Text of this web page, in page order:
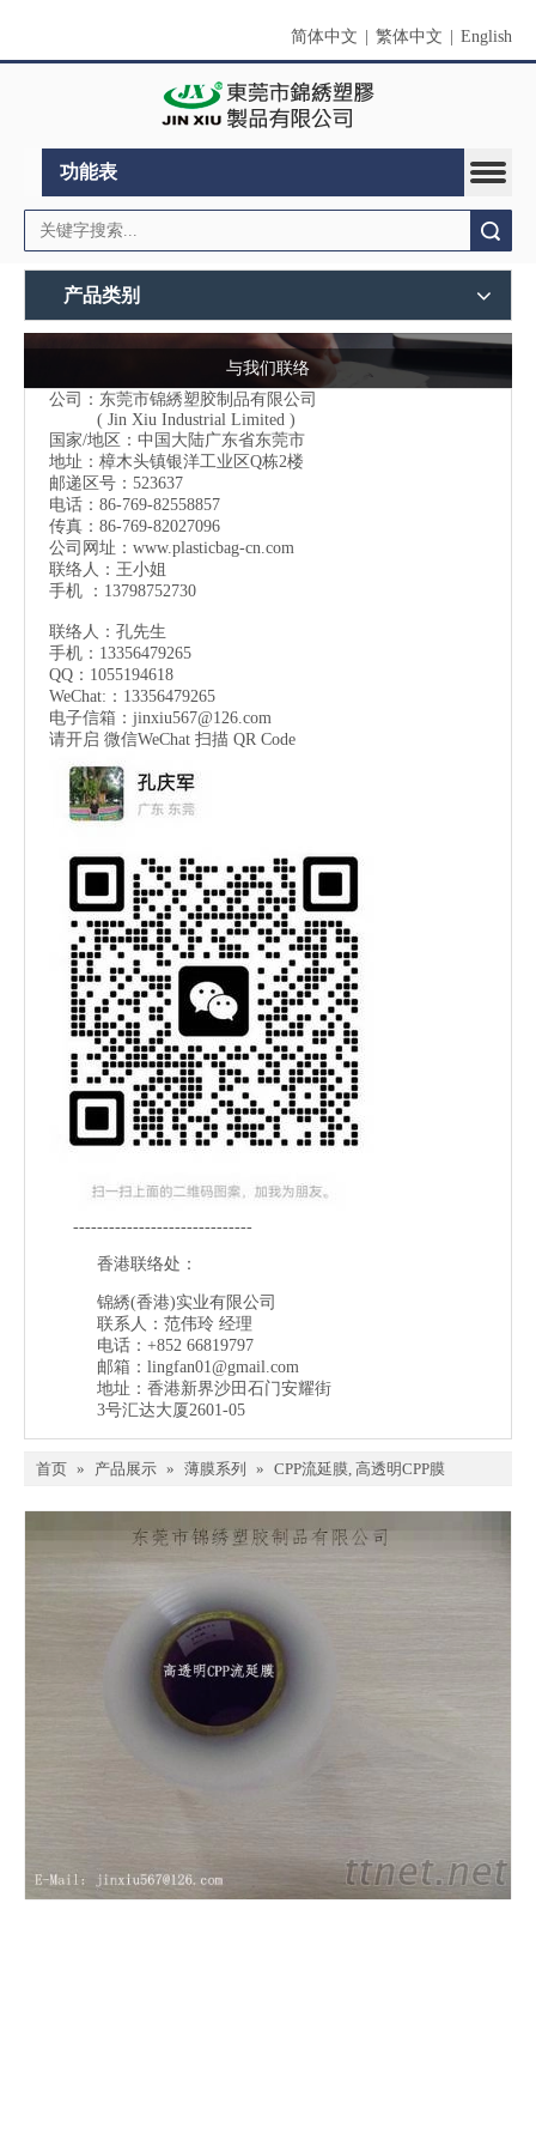
简体中文 繁体中文 English
功能表
产品类别
与我们联络
公司：东莞市锦綉塑胶制品有限公司
( Jin Xiu Industrial Limited )
国家/地区：中国大陆广东省东莞市
地址：樟木头镇银洋工业区Q栋2楼
邮递区号：523637
电话：86-769-82558857
传真：86-769-82027096
公司网址： www.plasticbag-cn.com
联络人：王小姐
手机 ：13798752730
联络人：孔先生
手机：13356479265
QQ：1055194618
WeChat:：13356479265
电子信箱： jinxiu567@126.com
请开启 微信WeChat 扫描 QR Code
------------------------------
香港联络处：
锦綉(香港)实业有限公司
联系人：范伟玲 经理
电话：+852 66819797
邮箱： lingfan01@gmail.com
地址：香港新界沙田石门安耀街
3号汇达大厦2601-05
首页 » 产品展示 » 薄膜系列 » CPP流延膜, 高透明CPP膜